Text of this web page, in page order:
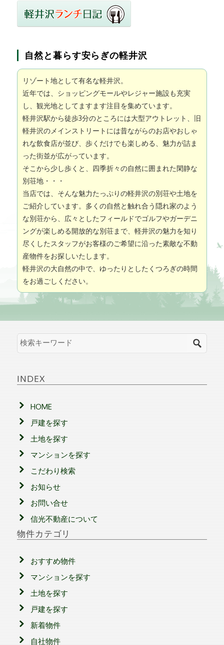
自然と暮らす安らぎの軽井沢
リゾート地として有名な軽井沢。
近年では、ショッピングモールやレジャー施設も充実
し、観光地としてますます注目を集めています。
軽井沢駅から徒歩3分のところには大型アウトレット、旧
軽井沢のメインストリートには昔ながらのお店やおしゃ
れな飲食店が並び、歩くだけでも楽しめる、魅力が詰ま
った街並が広がっています。
そこから少し歩くと、四季折々の自然に囲まれた閑静な
別荘地・・・
当店では、そんな魅力たっぷりの軽井沢の別荘や土地を
ご紹介しています。多くの自然と触れ合う隠れ家のよう
な別荘から、広々としたフィールドでゴルフやガーデニ
ングが楽しめる開放的な別荘まで、軽井沢の魅力を知り
尽くしたスタッフがお客様のご希望に沿った素敵な不動
産物件をお探しいたします。
軽井沢の大自然の中で、ゆったりとしたくつろぎの時間
をお過ごしください。
INDEX
HOME
戸建を探す
土地を探す
マンションを探す
こだわり検索
お知らせ
お問い合せ
信光不動産について
物件カテゴリ
おすすめ物件
マンションを探す
土地を探す
戸建を探す
新着物件
自社物件